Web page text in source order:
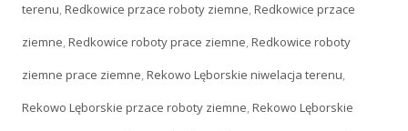
terenu,Redkowice przace roboty ziemne,Redkowice przace
ziemne,Redkowice roboty prace ziemne,Redkowice roboty
ziemne prace ziemne,Rekowo Lęborskie niwelacja terenu,
Rekowo Lęborskie przace roboty ziemne,Rekowo Lęborskie